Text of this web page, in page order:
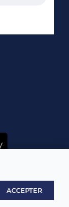
ACCEPTER